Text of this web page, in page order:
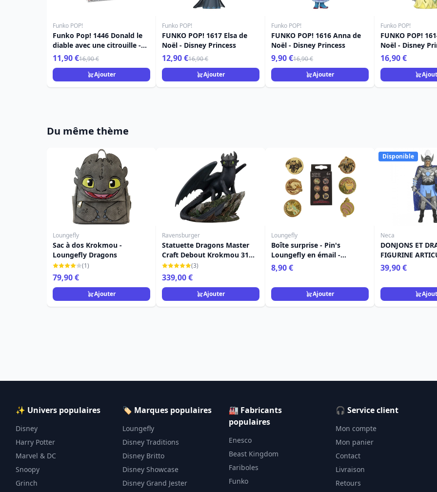
Funko POP!
Funko Pop! 1446 Donald le
diable avec une citrouille -
Disney
11,90 €16,90 €
Ajouter
Funko POP!
FUNKO POP! 1617 Elsa de
Noël - Disney Princess
12,90 €16,90 €
Ajouter
Funko POP!
FUNKO POP! 1616 Anna de
Noël - Disney Princess
9,90 €16,90 €
Ajouter
Funko POP!
FUNKO POP!
Noël - Disney
16,90 €
Du même thème
Loungefly
Sac à dos Krokmou -
Loungefly Dragons
(1)
79,90 €
Ajouter
Ravensburger
Statuette Dragons Master
Craft Debout Krokmou 31
cm
(3)
339,00 €
Ajouter
Loungefly
Boîte surprise - Pin's
Loungefly en émail -
Dragons
8,90 €
Ajouter
Disponible
Neca
DONJONS ET
FIGURINE
STRONGHEART
ANNIVERSAIRE
39,90 €
✨ Univers populaires
Disney
Harry Potter
Marvel & DC
Snoopy
Grinch
🏷️ Marques populaires
Loungefly
Disney Traditions
Disney Britto
Disney Showcase
Disney Grand Jester
🏭 Fabricants
populaires
Enesco
Beast Kingdom
Fariboles
Funko
🎧 Service client
Mon compte
Mon panier
Contact
Livraison
Retours